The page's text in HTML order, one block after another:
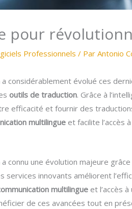
pour
Professionnels / ParAntonio
a considérablement évolué ces
outils de traduction. Grâce à
efficacité et fournir des
multilingue et facilite l’accès
a connu une évolution majeure
services innovants améliorent
multilingue et l’accès
de ces avancées tout en